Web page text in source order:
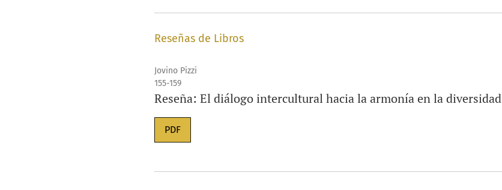
Reseñas de Libros
Jovino Pizzi
155-159
Reseña: El diálogo intercultural hacia la armonía en la diversidad
PDF